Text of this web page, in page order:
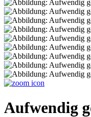
Aufwendig